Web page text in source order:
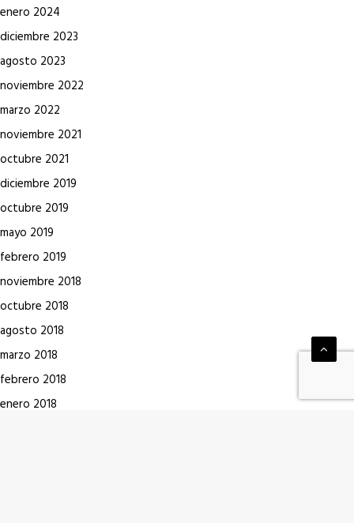
enero 2024
diciembre 2023
agosto 2023
noviembre 2022
marzo 2022
noviembre 2021
octubre 2021
diciembre 2019
octubre 2019
mayo 2019
febrero 2019
noviembre 2018
octubre 2018
agosto 2018
marzo 2018
febrero 2018
enero 2018